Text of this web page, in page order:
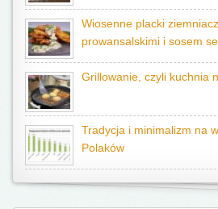
Wiosenne placki
prowansalskimi i sosem
Grillowanie, czyli kuchnia
Tradycja i minimalizm na
Polaków